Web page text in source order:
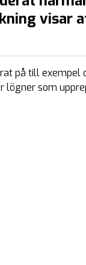
visar
på till exempel
som